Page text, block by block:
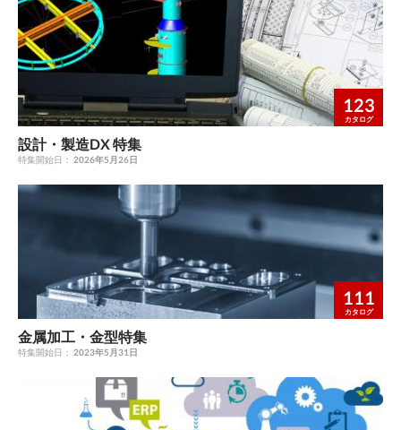
が無く、長く使えると思います。 これから本格稼働ですが、オ
セロコネクトを使ってさらに業務効率を上げていきたいと、社員
一同強く思っています。 Before After 導入前、手書きで管理して
いるものが多く、書き間違いや、 導入後、全てWEB 上で確認可
能になり、確認でかかっていた時間が 文字が読めないこともよ
く起こり、確認作業に時間を費やしていた。 なくなり、作業の
生産性が向上した。
123
カタログ
設計・製造DX 特集
特集開始日： 2026年5月26日
111
カタログ
金属加工・金型特集
特集開始日： 2023年5月31日